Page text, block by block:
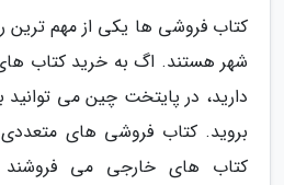
کتاب فروشی ها یکی از مهم
شهر هستند. اگ به خرید کتاب های
دارید، در پایتخت چین می
بروید. کتاب فروشی های
کتاب های خارجی می فروشند